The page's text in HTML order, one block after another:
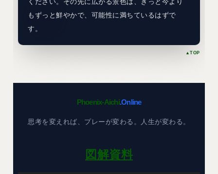
もずっと鮮やかで、可能性に満ちているはずで
す。
▲TOP
Phoenix-Aichi.Online
思考を変えれば、プレーが変わる。人生が変わる。
図解資料